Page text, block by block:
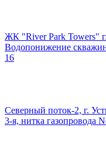
ЖК "River Park Towers"
Водопонижение
16
Северный поток-2, г.
3-я, нитка газопровода